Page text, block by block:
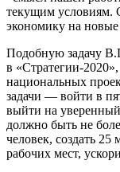
текущим условиям.
экономику на
Подобную задачу
в «Стратегии-
национальных
задачи — войти в
выйти на
должно быть не
человек, создать
рабочих мест,